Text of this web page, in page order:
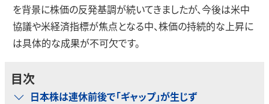
を背景に株価の反発基調が続いてきましたが、今後は米中
協議や米経済指標が焦点となる中、株価の持続的な上昇に
は具体的な成果が不可欠です。
目次
日本株は連休前後で「ギャップ」が生じず